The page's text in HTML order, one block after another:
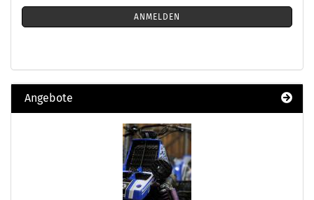
ANMELDUNG
ANMELDEN
Angebote